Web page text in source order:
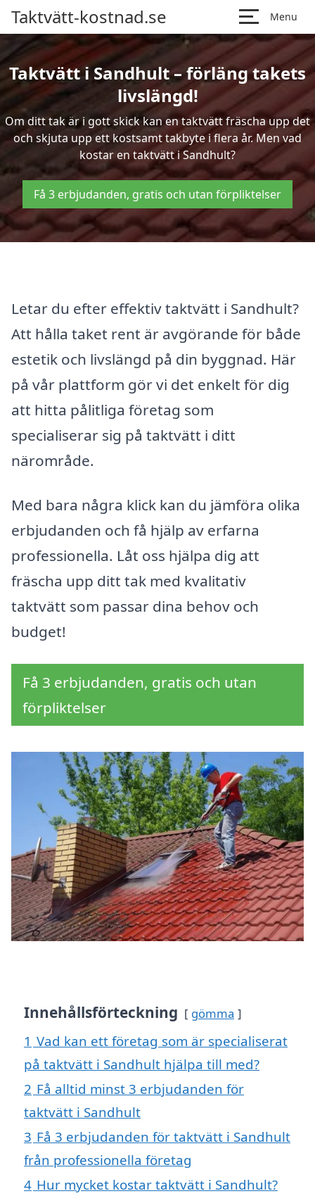
Taktvätt-kostnad.se Menu
Taktvätt i Sandhult – förläng takets
livslängd!
Om ditt tak är i gott skick kan en taktvätt fräscha upp det
och skjuta upp ett kostsamt takbyte i flera år. Men vad
kostar en taktvätt i Sandhult?
Få 3 erbjudanden, gratis och utan förpliktelser
Letar du efter effektiv taktvätt i Sandhult?
Att hålla taket rent är avgörande för både
estetik och livslängd på din byggnad. Här
på vår plattform gör vi det enkelt för dig
att hitta pålitliga företag som
specialiserar sig på taktvätt i ditt
närområde.
Med bara några klick kan du jämföra olika
erbjudanden och få hjälp av erfarna
professionella. Låt oss hjälpa dig att
fräscha upp ditt tak med kvalitativ
taktvätt som passar dina behov och
budget!
Få 3 erbjudanden, gratis och utan
förpliktelser
Innehållsförteckning gömma
1 Vad kan ett företag som är specialiserat
på taktvätt i Sandhult hjälpa till med?
2 Få alltid minst 3 erbjudanden för
taktvätt i Sandhult
3 Få 3 erbjudanden för taktvätt i Sandhult
från professionella företag
4 Hur mycket kostar taktvätt i Sandhult?